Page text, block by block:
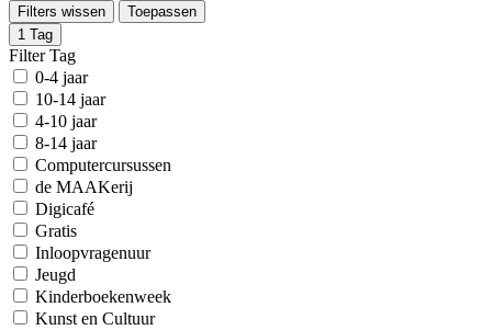
Filters wissen
Toepassen
1 Tag
Filter Tag
0-4 jaar
10-14 jaar
4-10 jaar
8-14 jaar
Computercursussen
de MAAKerij
Digicafé
Gratis
Inloopvragenuur
Jeugd
Kinderboekenweek
Kunst en Cultuur